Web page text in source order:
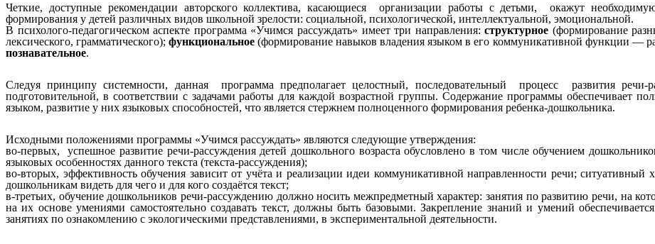
Четкие, доступные рекомендации авторского коллектива, касающиеся организации работы с детьми, окажут
формирования у детей различных видов школьной зрелости: социальной, психологической, интеллектуальной, эмоциональной.
В психолого-педагогическом аспекте программа «Учимся рассуждать» имеет три направления:структурное (формирование
лексического, грамматического);функциональное (формирование навыков владения языком в его коммуникативной функции —
познавательное.
Следуя принципу системности, данная программа предполагает целостный, последовательный процесс развития речи-
подготовительной, в соответствии с задачами работы для каждой возрастной группы. Содержание программы обеспечивает
языком, развитие у них языковых способностей, что является стержнем полноценного формирования ребенка-дошкольника.
Исходными положениями программы «Учимся рассуждать» являются следующие утверждения:
во-первых, успешное развитие речи-рассуждения детей дошкольного возраста обусловлено в том числе обучением
языковых особенностях данного текста (текста-рассуждения);
во-вторых, эффективность обучения зависит от учёта и реализации идеи коммуникативной направленности речи; ситуативный
дошкольникам видеть для чего и для кого создаётся текст;
в-третьих, обучение дошкольников речи-рассуждению должно носить межпредметный характер: занятия по развитию речи, на
на их основе умениями самостоятельно создавать текст, должны быть базовыми. Закрепление знаний и умений
занятиях по ознакомлению с экологическими представлениями, в экспериментальной деятельности.